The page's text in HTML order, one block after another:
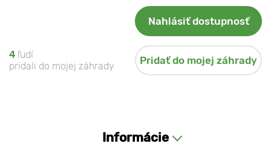
Nahlásiť dostupnosť
4 ľudí
pridali do mojej záhrady
Pridať do mojej záhrady
Informácie